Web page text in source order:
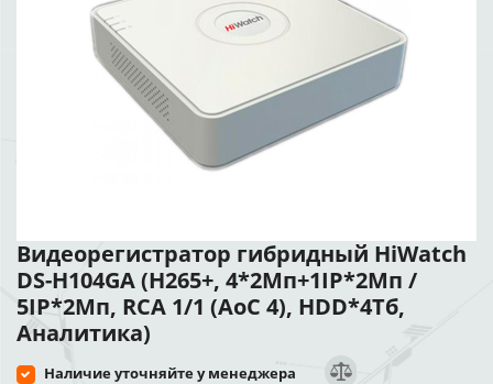
Видеорегистратор гибридный HiWatch
DS-H104GA (H265+, 4*2Мп+1IP*2Мп /
5IP*2Мп, RCA 1/1 (AoC 4), HDD*4Тб,
Аналитика)
Наличие уточняйте у менеджера